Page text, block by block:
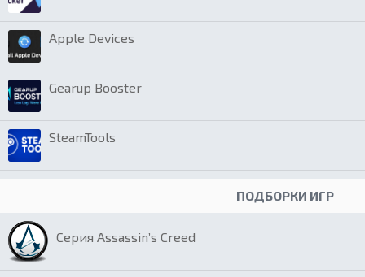
Apple Devices
Gearup Booster
SteamTools
ПОДБОРКИ ИГР
Серия Assassin’s Creed